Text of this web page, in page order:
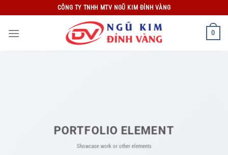
qua
nội
CÔNG TY TNHH MTV NGŨ KIM ĐỈNH VÀNG
0
PORTFOLIO ELEMENT
Showcase work or other elements